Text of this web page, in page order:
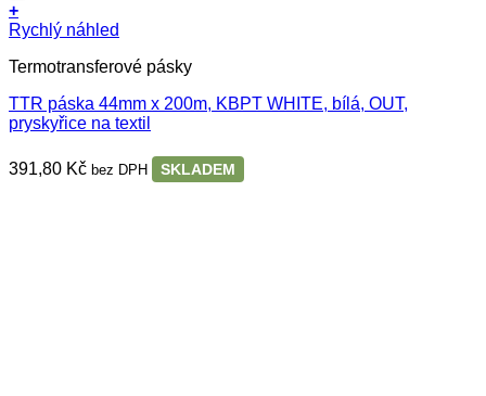
+
Rychlý náhled
Termotransferové pásky
TTR páska 44mm x 200m, KBPT WHITE, bílá, OUT,
pryskyřice na textil
391,80 Kč bez DPH SKLADEM